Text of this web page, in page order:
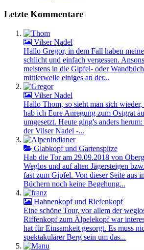
Letzte Kommentare
Vilser Nadel
Hallo Gregor, in dem Fall haben
schlicht und einfach vergessen.
meistens in die Gipfel- oder
mittlerweile einiges an der...
Vilser Nadel
Hallo Thom, so sieht man sich wieder,
hab ich Eure Anregung zum Ostgrat
umgesetzt. Heute ging's anders
der Vilser Nadel -...
Glabkopf und Gartenspitze
Hab die Tor am 29.09.2018 von
Weglos und auf alten Jägersteigen
fast zum Gipfel. Von dieser Seite aus
Büchern noch keine Begehung...
Hahnenkopf und Riefenkopf
Eine schöne Tour, vor allem der
Riffenkopf zum Älpelekopf war
hat für Einsamkeit gesorgt. Es muss
spektakulärer Berg sein um das...